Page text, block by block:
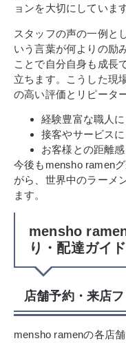
ョンを大切にしています
スタッフの声の一例と
いう言葉が何よりの励
ことで自分自身も成長
立ちます。こうした現
の高い評価とリピータ
経験豊富な職人
接客やサービス
お客様との距離
今後もmensho ramen
がら、世界中のラーメ
ます。
mensho
り・配達ガイド
店舗予約・来店
mensho ramenの各店